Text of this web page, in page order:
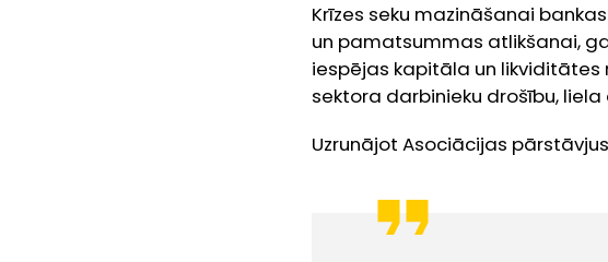
Krīzes seku mazināšanai
un pamatsummas atlikšanai,
iespējas kapitāla un likviditātes
sektora darbinieku drošību,
Uzrunājot Asociācijas